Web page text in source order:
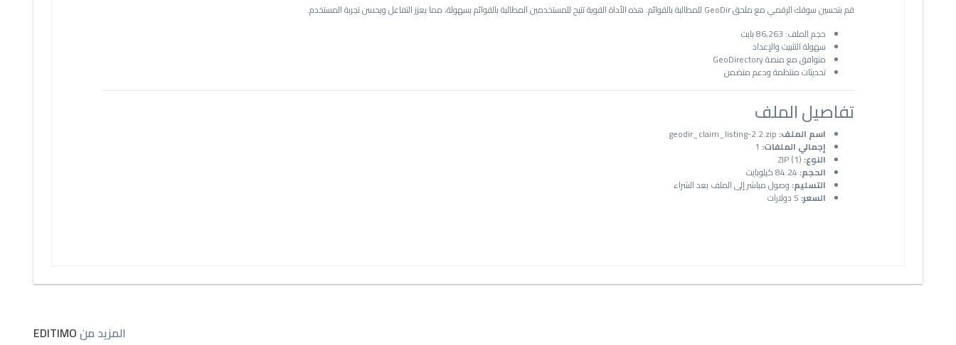
قم بتحسين سوقك الرقمي مع ملحق GeoDir للمطالبة بالقوائم. هذه الأداة القوية تتيح للمستخدمين المطالبة بالقوائم بسهولة، مما يعزز التفاعل ويحسن تجربة المستخدم.
حجم الملف: 86,263 بايت
سهولة التثبيت والإعداد
متوافق مع منصة GeoDirectory
تحديثات منتظمة ودعم متضمن
تفاصيل الملف
اسم الملف:
إجمالي الملفات:
النوع:ZIP (1)
الحجم:
التسليم: وصول مباشر إلى الملف بعد الشراء
السعر:
المزيد منEDITIMO